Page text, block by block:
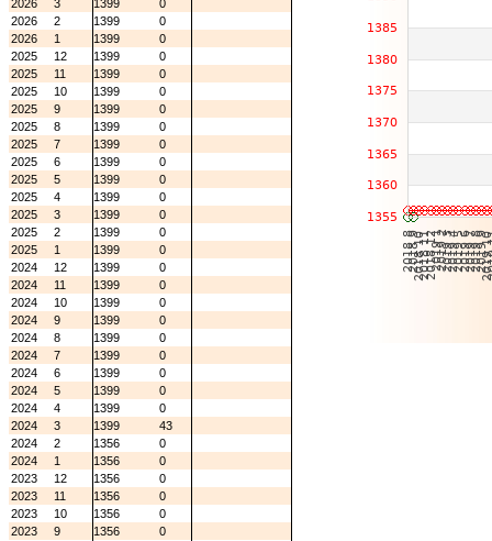
2026
3 1399
0
2026
2 1399
0
2026
1 1399
0
2025
12 1399
0
2025
11 1399
0
2025
10 1399
0
2025
9 1399
0
2025
8 1399
0
2025
7 1399
0
2025
6 1399
0
2025
5 1399
0
2025
4 1399
0
2025
3 1399
0
2025
2 1399
0
2025
1 1399
0
2024
12 1399
0
2024
11 1399
0
2024
10 1399
0
2024
9 1399
0
2024
8 1399
0
2024
7 1399
0
2024
6 1399
0
2024
5 1399
0
2024
4 1399
0
2024
3 1399
43
2024
2 1356
0
2024
1 1356
0
2023
12 1356
0
2023
11 1356
0
2023
10 1356
0
2023
9 1356
0